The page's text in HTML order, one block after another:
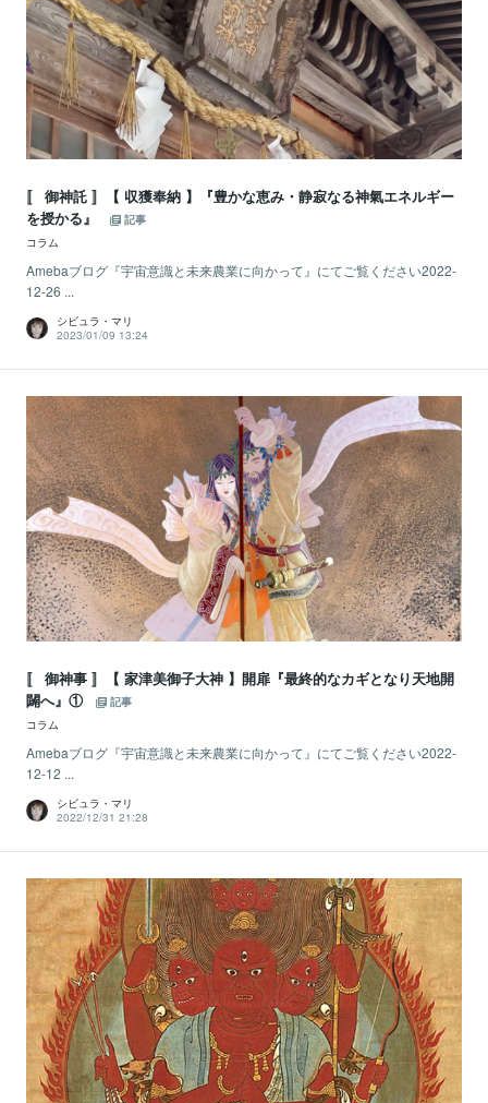
〚 御神託 〛【 収獲奉納 】『豊かな恵み・静寂なる神氣エネルギー
を授かる』
記事
コラム
Amebaブログ『宇宙意識と未来農業に向かって』にてご覧ください2022-
12-26 ...
シビュラ・マリ
2023/01/09 13:24
〚 御神事 〛【 家津美御子大神 】開扉『最終的なカギとなり天地開
闢へ』①
記事
コラム
Amebaブログ『宇宙意識と未来農業に向かって』にてご覧ください2022-
12-12 ...
シビュラ・マリ
2022/12/31 21:28